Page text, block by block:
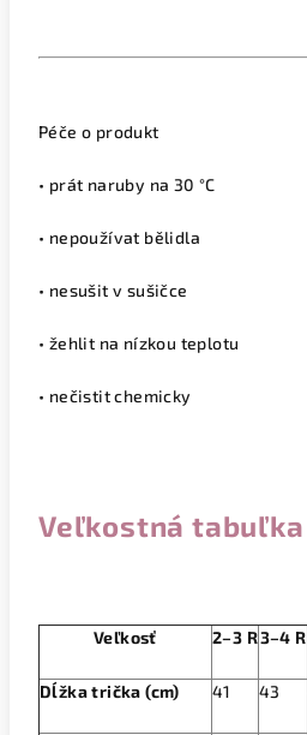
Péče o produkt
• prát naruby na 30 °C
• nepoužívat bělidla
• nesušit v sušičce
• žehlit na nízkou teplotu
• nečistit chemicky
Veľkostná tabuľka
Veľkosť 2–3 R3–4 R
Dĺžka trička (cm) 41 43